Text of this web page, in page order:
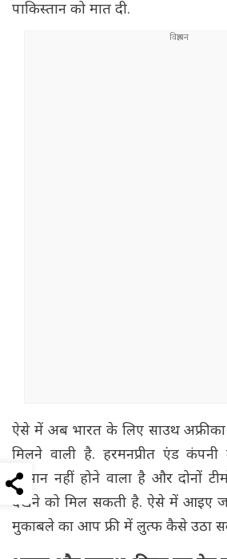
पाकिस्तान को मात दी.
ऐसे में अब भारत के लिए साउथ
मिलने वाली है. हरमनप्रीत एंड
आसान नहीं होने वाला है और दोनों
देखने को मिल सकती है. ऐसे में आइए
मुकाबले का आप फ्री में लुत्फ कैसे उठा